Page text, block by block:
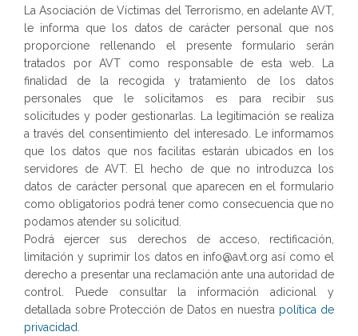
La Asociación de Víctimas del Terrorismo, en adelante AVT,
le informa que los datos de carácter personal que nos
proporcione rellenando el presente formulario serán
tratados por AVT como responsable de esta web. La
finalidad de la recogida y tratamiento de los datos
personales que le solicitamos es para recibir sus
solicitudes y poder gestionarlas. La legitimación se realiza
a través del consentimiento del interesado. Le informamos
que los datos que nos facilitas estarán ubicados en los
servidores de AVT. El hecho de que no introduzca los
datos de carácter personal que aparecen en el formulario
como obligatorios podrá tener como consecuencia que no
podamos atender su solicitud.
Podrá ejercer sus derechos de acceso, rectificación,
limitación y suprimir los datos en info@avt.org así como el
derecho a presentar una reclamación ante una autoridad de
control. Puede consultar la información adicional y
detallada sobre Protección de Datos en nuestra política de
privacidad